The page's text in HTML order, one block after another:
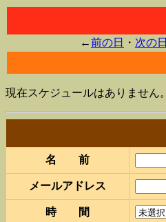
←前の日 ・ 次の日
現在スケジュールはありません。
名 前
メールアドレス
時 間